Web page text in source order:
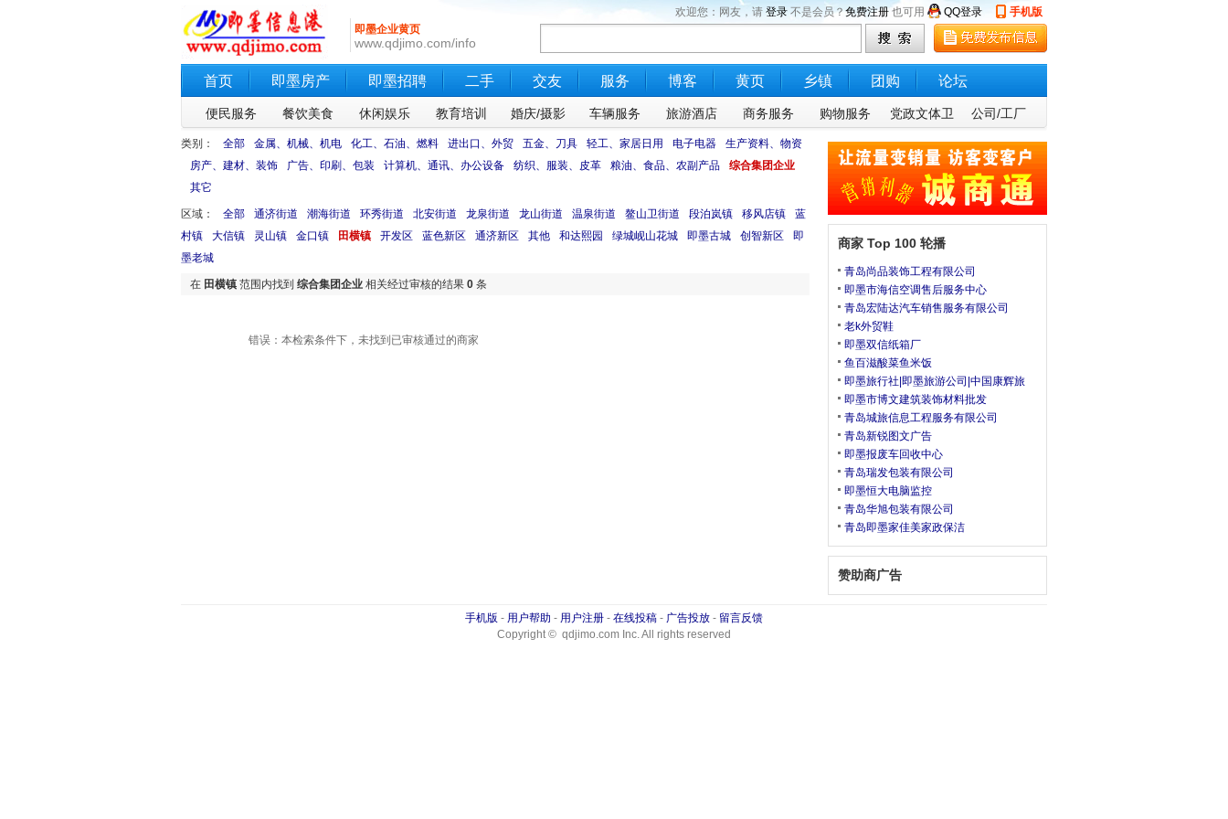
即墨企业黄页
www.qdjimo.com/info
欢迎您：网友，请 登录 不是会员？免费注册 也可用 QQ登录 手机版
首页 即墨房产 即墨招聘 二手 交友 服务 博客 黄页 乡镇 团购 论坛
便民服务 餐饮美食 休闲娱乐 教育培训 婚庆/摄影 车辆服务 旅游酒店 商务服务 购物服务 党政文体卫 公司/工厂
类别： 全部 金属、机械、机电 化工、石油、燃料 进出口、外贸 五金、刀具 轻工、家居日用 电子电器
生产资料、物资
房产、建材、装饰
广告、印刷、包装 计算机、通讯、办公设备 纺织、服装、皮革 粮油、食品、农副产品
综合集团企业
其它
区域： 全部 通济街道 潮海街道 环秀街道 北安街道 龙泉街道 龙山街道 温泉街道 鳌山卫街道 段泊岚镇 移风店镇
蓝
村镇
大信镇 灵山镇 金口镇 田横镇 开发区 蓝色新区 通济新区 其他 和达熙园 绿城岘山花城 即墨古城 创智新区
即
墨老城
在 田横镇 范围内找到 综合集团企业 相关经过审核的结果 0 条
错误：本检索条件下，未找到已审核通过的商家
商家 Top 100 轮播
青岛尚品装饰工程有限公司
即墨市海信空调售后服务中心
青岛宏陆达汽车销售服务有限公司
老k外贸鞋
即墨双信纸箱厂
鱼百滋酸菜鱼米饭
即墨旅行社|即墨旅游公司|中国康辉旅
即墨市博文建筑装饰材料批发
青岛城旅信息工程服务有限公司
青岛新锐图文广告
即墨报废车回收中心
青岛瑞发包装有限公司
即墨恒大电脑监控
青岛华旭包装有限公司
青岛即墨家佳美家政保洁
赞助商广告
手机版 - 用户帮助 - 用户注册 - 在线投稿 - 广告投放 - 留言反馈
Copyright © qdjimo.com Inc. All rights reserved